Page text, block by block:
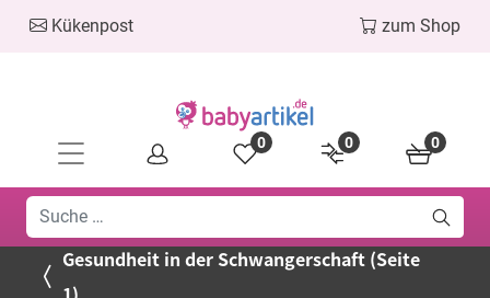
Kükenpost zum Shop
0
0
0
Gesundheit in der Schwangerschaft (Seite